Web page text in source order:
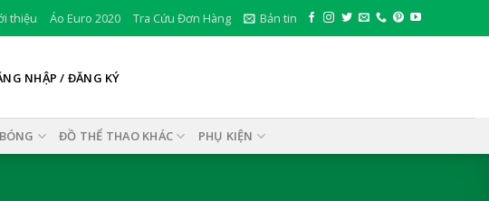
thiệu Áo Euro 2020 Tra Cứu Đơn Hàng Bản tin
NHẬP / ĐĂNG KÝ
ĐỒ THỂ THAO KHÁC PHỤ KIỆN